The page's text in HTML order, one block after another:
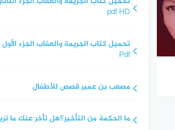
pdf HD
Pdf
مصعب بن عمير قصص للأطفال
ما الحكمة من التأخير؟هل تأخر عنك ما